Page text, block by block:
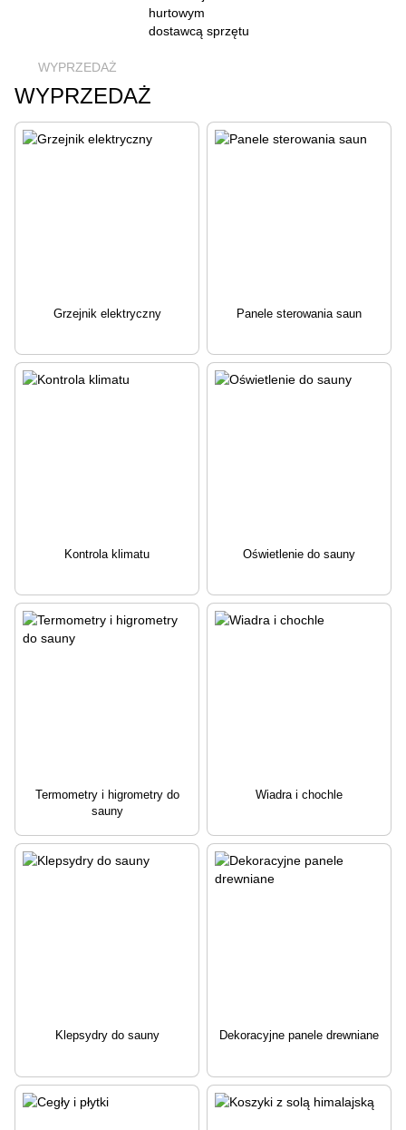
WYPRZEDAŻ
WYPRZEDAŻ
Grzejnik elektryczny Panele sterowania saun
Kontrola klimatu Oświetlenie do sauny
Termometry i higrometry do
sauny
Wiadra i chochle
Klepsydry do sauny Dekoracyjne panele drewniane